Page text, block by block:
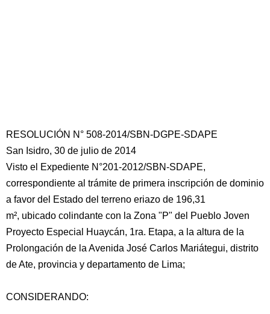
RESOLUCIÓN N° 508-2014/SBN-DGPE-SDAPE
San Isidro, 30 de julio de 2014
Visto el Expediente N°201-2012/SBN-SDAPE,
correspondiente al trámite de primera inscripción de dominio
a favor del Estado del terreno eriazo de 196,31
m², ubicado colindante con la Zona "P" del Pueblo Joven
Proyecto Especial Huaycán, 1ra. Etapa, a la altura de la
Prolongación de la Avenida José Carlos Mariátegui, distrito
de Ate, provincia y departamento de Lima;
CONSIDERANDO: